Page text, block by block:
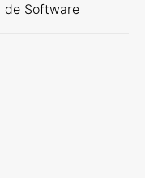
de Software